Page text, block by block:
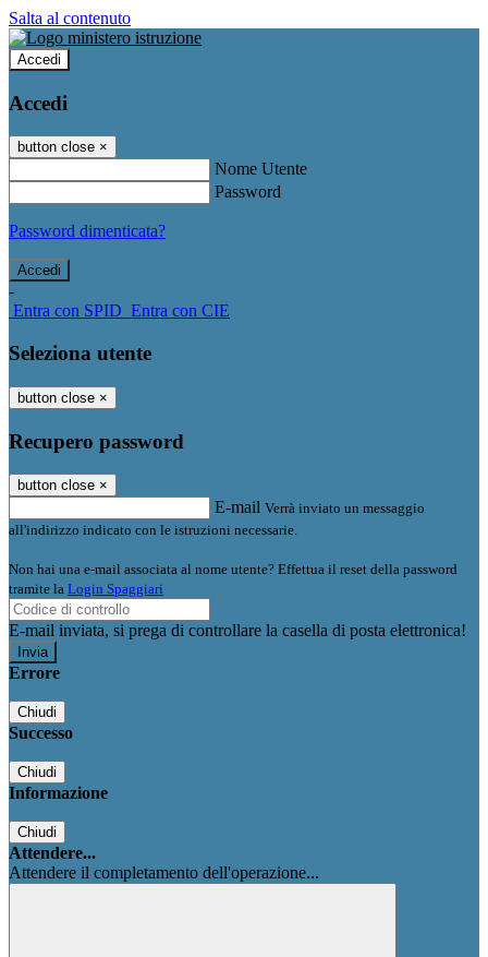
Salta al contenuto
Accedi
Accedi
button close ×
Nome Utente
Password
Password dimenticata?
-
Entra con SPID Entra con CIE
Seleziona utente
button close ×
Recupero password
button close ×
E-mail Verrà inviato un messaggio
all'indirizzo indicato con le istruzioni necessarie.
Non hai una e-mail associata al nome utente? Effettua il reset della password
tramite la Login Spaggiari
E-mail inviata, si prega di controllare la casella di posta elettronica!
Errore
Chiudi
Successo
Chiudi
Informazione
Chiudi
Attendere...
Attendere il completamento dell'operazione...